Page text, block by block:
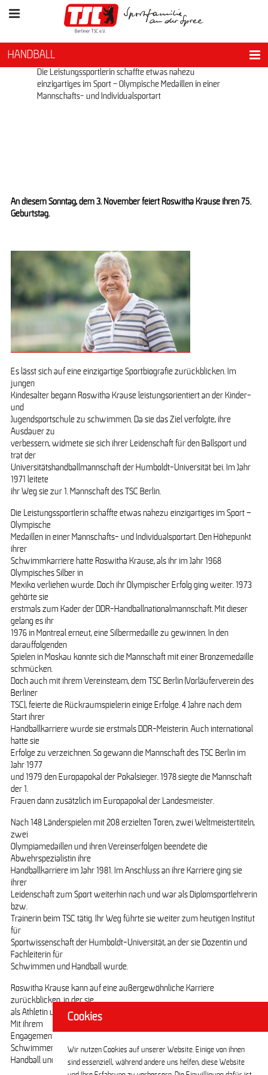
HANDBALLRoswitha Krause feiert Ihren 75. Geburtstag
Die Leistungssportlerin schaffte etwas nahezu
einzigartiges im Sport – Olympische Medaillen in einer
Mannschafts- und Individualsportart
An diesem Sonntag, dem 3. November feiert Roswitha Krause ihren 75.
Geburtstag.
Es lässt sich auf eine einzigartige Sportbiografie zurückblicken. Im
jungen
Kindesalter begann Roswitha Krause leistungsorientiert an der Kinder-
und
Jugendsportschule zu schwimmen. Da sie das Ziel verfolgte, ihre
Ausdauer zu
verbessern, widmete sie sich ihrer Leidenschaft für den Ballsport und
trat der
Universitätshandballmannschaft der Humboldt-Universität bei. Im Jahr
1971 leitete
ihr Weg sie zur 1. Mannschaft des TSC Berlin.
Die Leistungssportlerin schaffte etwas nahezu einzigartiges im Sport –
Olympische
Medaillen in einer Mannschafts- und Individualsportart. Den Höhepunkt
ihrer
Schwimmkarriere hatte Roswitha Krause, als ihr im Jahr 1968
Olympisches Silber in
Mexiko verliehen wurde. Doch ihr Olympischer Erfolg ging weiter. 1973
gehörte sie
erstmals zum Kader der DDR-Handballnationalmannschaft. Mit dieser
gelang es ihr
1976 in Montreal erneut, eine Silbermedaille zu gewinnen. In den
darauffolgenden
Spielen in Moskau konnte sich die Mannschaft mit einer Bronzemedaille
schmücken.
Doch auch mit ihrem Vereinsteam, dem TSC Berlin (Vorläuferverein des
Berliner
TSC), feierte die Rückraumspielerin einige Erfolge. 4 Jahre nach dem
Start ihrer
Handballkarriere wurde sie erstmals DDR-Meisterin. Auch international
hatte sie
Erfolge zu verzeichnen. So gewann die Mannschaft des TSC Berlin im
Jahr 1977
und 1979 den Europapokal der Pokalsieger. 1978 siegte die Mannschaft
der 1.
Frauen dann zusätzlich im Europapokal der Landesmeister.
Nach 148 Länderspielen mit 208 erzielten Toren, zwei Weltmeistertiteln,
zwei
Olympiamedaillen und ihren Vereinserfolgen beendete die
Abwehrspezialistin ihre
Handballkarriere im Jahr 1981. Im Anschluss an ihre Karriere ging sie
ihrer
Leidenschaft zum Sport weiterhin nach und war als Diplomsportlehrerin
bzw.
Trainerin beim TSC tätig. Ihr Weg führte sie weiter zum heutigen Institut
für
Sportwissenschaft der Humboldt-Universität, an der sie Dozentin und
Fachleiterin für
Schwimmen und Handball wurde.
Roswitha Krause kann auf eine außergewöhnliche Karriere
zurückblicken, in der sie
als Athletin und Trainerin den deutschen Sport maßgeblich geprägt hat.
Mit ihrem
Engagement und ihrer Disziplin erreichte sie einzigartige Erfolge im
Schwimmen und
Handball und inspiriert Generationen von Sportbegeisterten.
Cookies
Wir nutzen Cookies auf unserer Website. Einige von ihnen
sind essenziell, während andere uns helfen, diese Website